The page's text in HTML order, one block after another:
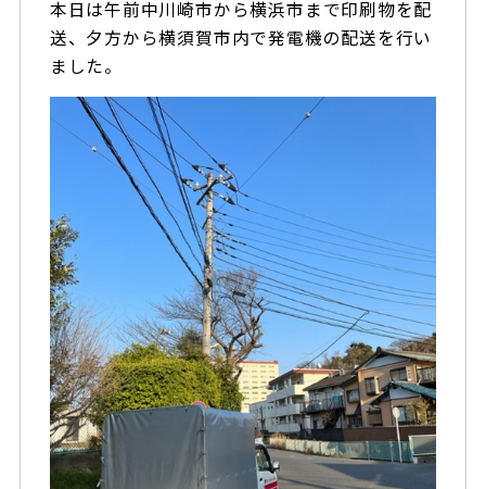
本日は午前中川崎市から横浜市まで印刷物を配
送、夕方から横須賀市内で発電機の配送を行い
ました。